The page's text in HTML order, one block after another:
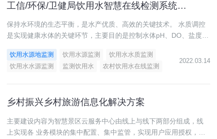
工信/环保/卫健局饮用水智慧在线检测系统方案
保持水环境的生态平衡，是水产优质、高效的关键技术。 水质调控
是实现健康水体的关键环节，主要目的是控制水体pH、DO、盐度
的水质参数，为水资源提供最佳的水体环境。 在线智能化水质在线
监控系统是面向自来水、医院、地表水等发展需求，基于智能传
预警信息发布、决策支持、远程与自动控制等功能于一体系统。
饮用水源地监测 饮用水源监测
饮用水水质监测
饮用水水源监测
监测饮用水 农村饮用水在线监测
2022.03.14
乡村振兴乡村旅游信息化解决方案
主要建设内容为智慧景区云服务中心由线上与线下两部分组成，线
上实现各 业务模块的集中配置、集中监管，实现用户应用授权，接